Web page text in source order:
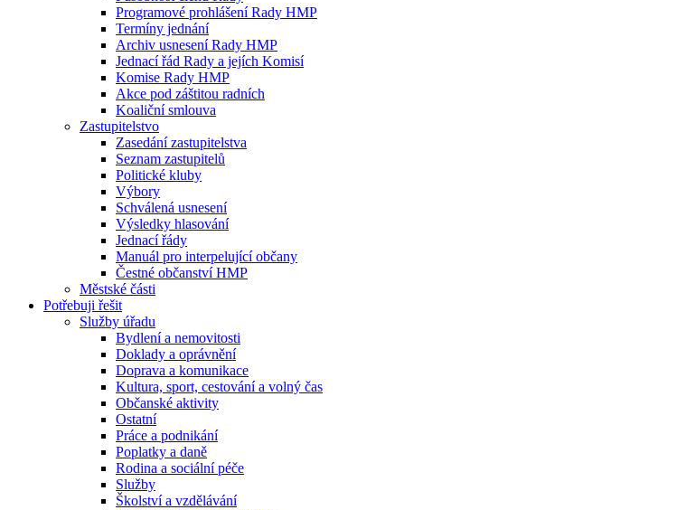
Programové prohlášení Rady HMP
Termíny jednání
Archiv usnesení Rady HMP
Jednací řád Rady a jejích Komisí
Komise Rady HMP
Akce pod záštitou radních
Koaliční smlouva
Zastupitelstvo
Zasedání zastupitelstva
Seznam zastupitelů
Politické kluby
Výbory
Schválená usnesení
Výsledky hlasování
Jednací řády
Manuál pro interpelující občany
Čestné občanství HMP
Městské části
Potřebuji řešit
Služby úřadu
Bydlení a nemovitosti
Doklady a oprávnění
Doprava a komunikace
Kultura, sport, cestování a volný čas
Občanské aktivity
Ostatní
Práce a podnikání
Poplatky a daně
Rodina a sociální péče
Služby
Školství a vzdělávání